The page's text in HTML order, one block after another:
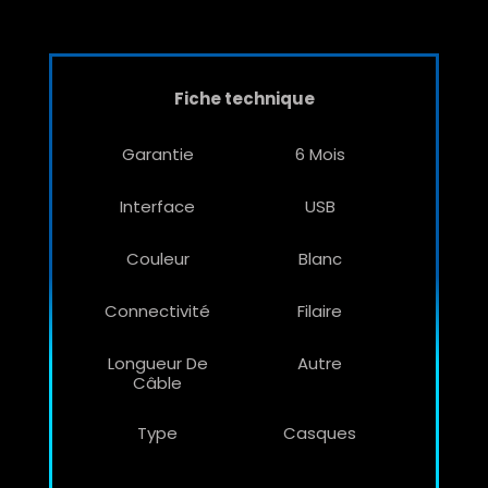
Fiche technique
Garantie 6 Mois
Interface USB
Couleur Blanc
Connectivité Filaire
Longueur De
Câble
Autre
Type Casques